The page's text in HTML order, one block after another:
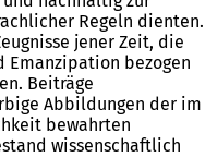
Regeln dienten.
jener Zeit, die
Emanzipation bezogen
Beiträge
Abbildungen der im
bewahrten
wissenschaftlich